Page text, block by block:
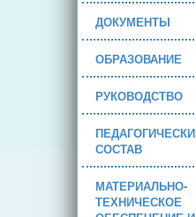
ДОКУМЕНТЫ
ОБРАЗОВАНИЕ
РУКОВОДСТВО
СОСТАВ
МАТЕРИАЛЬНО-
ТЕХНИЧЕСКОЕ